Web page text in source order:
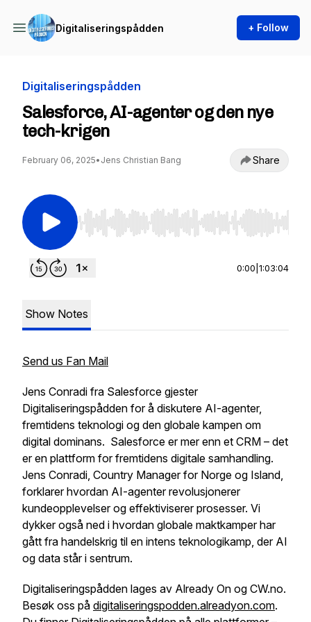
Digitaliseringspådden + Follow
Digitaliseringspådden
Salesforce, AI-agenter og den nye
tech-krigen
February 06, 2025• Jens Christian Bang Share
Use Left/Right to seek, Home/End to jump to
0:00 1:03:04
Show Notes
Send us Fan Mail
Jens Conradi fra Salesforce gjester
Digitaliseringspådden for å diskutere AI-agenter,
fremtidens teknologi og den globale kampen om
digital dominans. Salesforce er mer enn et CRM – det
er en plattform for fremtidens digitale samhandling.
Jens Conradi, Country Manager for Norge og Island,
forklarer hvordan AI-agenter revolusjonerer
kundeopplevelser og effektiviserer prosesser. Vi
dykker også ned i hvordan globale maktkamper har
gått fra handelskrig til en intens teknologikamp, der AI
og data står i sentrum.
Digitaliseringspådden lages av Already On og CW.no.
Besøk oss på digitaliseringspodden.alreadyon.com.